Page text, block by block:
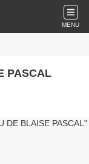
MENU
PASCAL